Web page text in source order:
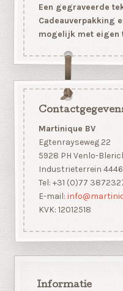
Een gegraveerde
Cadeauverpakking
mogelijk met eigen
Martinique BV
Egtenrayseweg 22
5928 PH Venlo-
Industrieterrein 4446
Tel: +31 (0)77
E-mail:
KVK: 12012518
Informatie